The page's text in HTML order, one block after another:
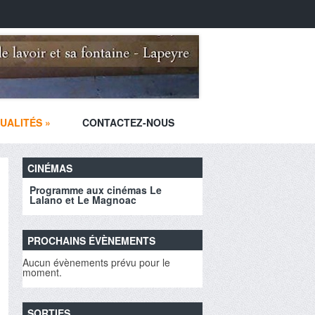
» CONTACTEZ-NOUS
CINÉMAS
Programme aux cinémas Le
Lalano et Le Magnoac
PROCHAINS ÉVÈNEMENTS
Aucun évènements prévu pour le
moment.